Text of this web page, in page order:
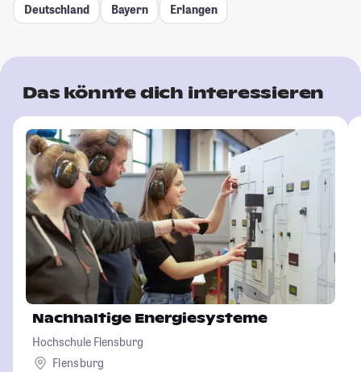
Deutschland
Bayern Erlangen
Das könnte dich interessieren
Nachhaltige Energiesysteme
Hochschule Flensburg
Flensburg